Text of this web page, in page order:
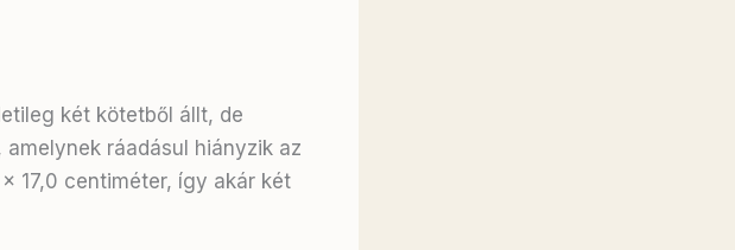
két kötetből állt, de
ráadásul hiányzik az
17,0 centiméter, így akár két